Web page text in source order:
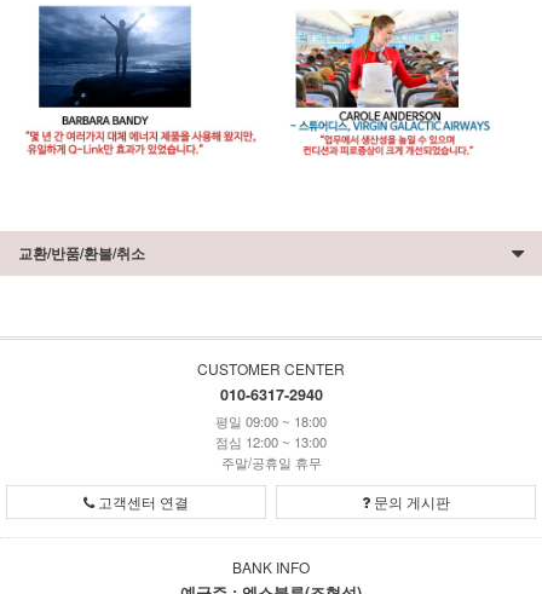
교환/반품/환불/취소
CUSTOMER CENTER
010-6317-2940
평일 09:00 ~ 18:00
점심 12:00 ~ 13:00
주말/공휴일 휴무
고객센터 연결 문의 게시판
BANK INFO